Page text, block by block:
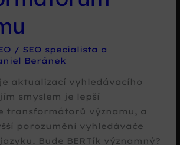
/ SEO specialista a
Beránek
je aktualizací vyhledávacího
smyslem je lepší
transformátorů významu, a
porozumění vyhledávače
Bude BERTík významný?